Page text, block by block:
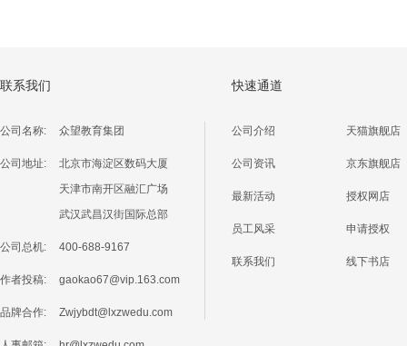
联系我们
公司名称: 众望教育集团
公司地址:
北京市海淀区数码大厦
天津市南开区融汇广场
武汉武昌汉街国际总部
公司总机: 400-688-9167
作者投稿: gaokao67@vip.163.com
品牌合作: Zwjybdt@lxzwedu.com
快速通道
公司介绍
公司资讯
最新活动
员工风采
联系我们
天猫旗舰店
京东旗舰店
授权网店
申请授权
线下书店